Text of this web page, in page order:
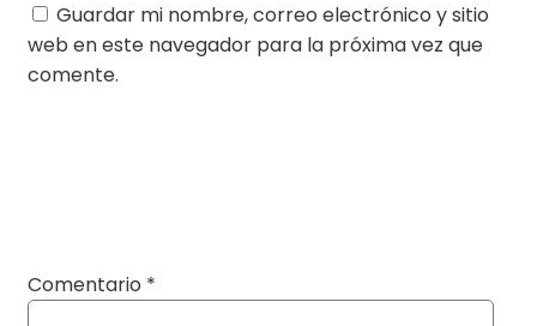
Guardar mi nombre, correo electrónico y sitio
web en este navegador para la próxima vez que
comente.
Comentario *